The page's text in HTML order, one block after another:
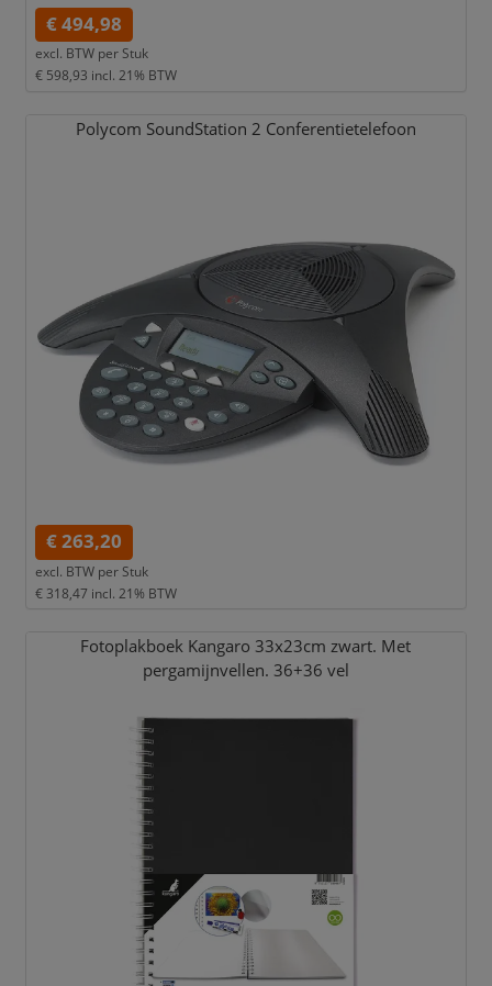
€ 494,98
excl. BTW per Stuk
€ 598,93 incl. 21% BTW
Polycom SoundStation 2 Conferentietelefoon
€ 263,20
excl. BTW per Stuk
€ 318,47 incl. 21% BTW
Fotoplakboek Kangaro 33x23cm zwart. Met
pergamijnvellen. 36+36 vel